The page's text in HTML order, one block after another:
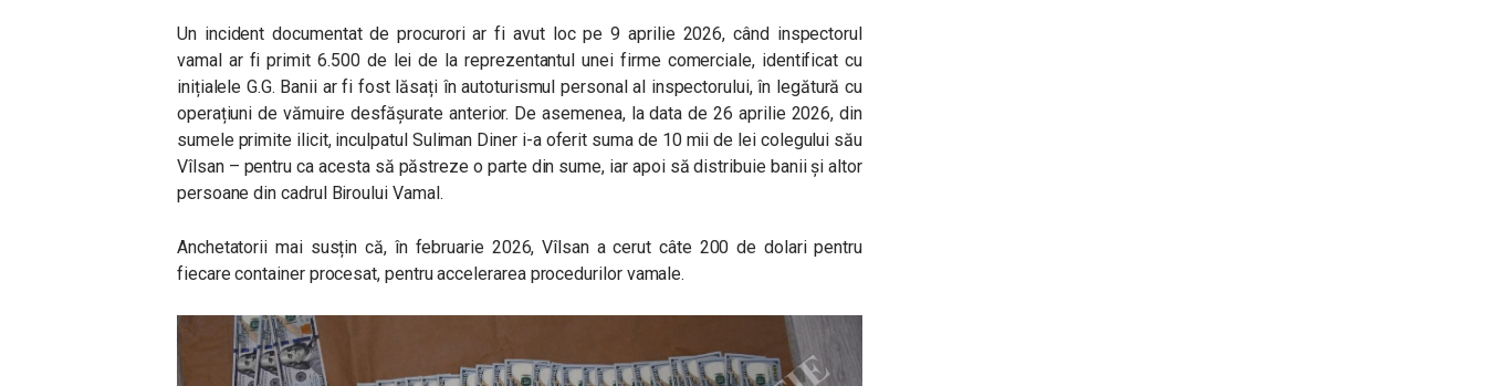
Un incident documentat de procurori ar fi avut loc pe 9 aprilie 2026, când inspectorul
vamal ar fi primit 6.500 de lei de la reprezentantul unei firme comerciale, identificat cu
inițialele G.G. Banii ar fi fost lăsați în autoturismul personal al inspectorului, în legătură cu
operațiuni de vămuire desfășurate anterior. De asemenea, la data de 26 aprilie 2026, din
sumele primite ilicit, inculpatul Suliman Diner i-a oferit suma de 10 mii de lei colegului său
Vîlsan – pentru ca acesta să păstreze o parte din sume, iar apoi să distribuie banii și altor
persoane din cadrul Biroului Vamal.
Anchetatorii mai susțin că, în februarie 2026, Vîlsan a cerut câte 200 de dolari pentru
fiecare container procesat, pentru accelerarea procedurilor vamale.